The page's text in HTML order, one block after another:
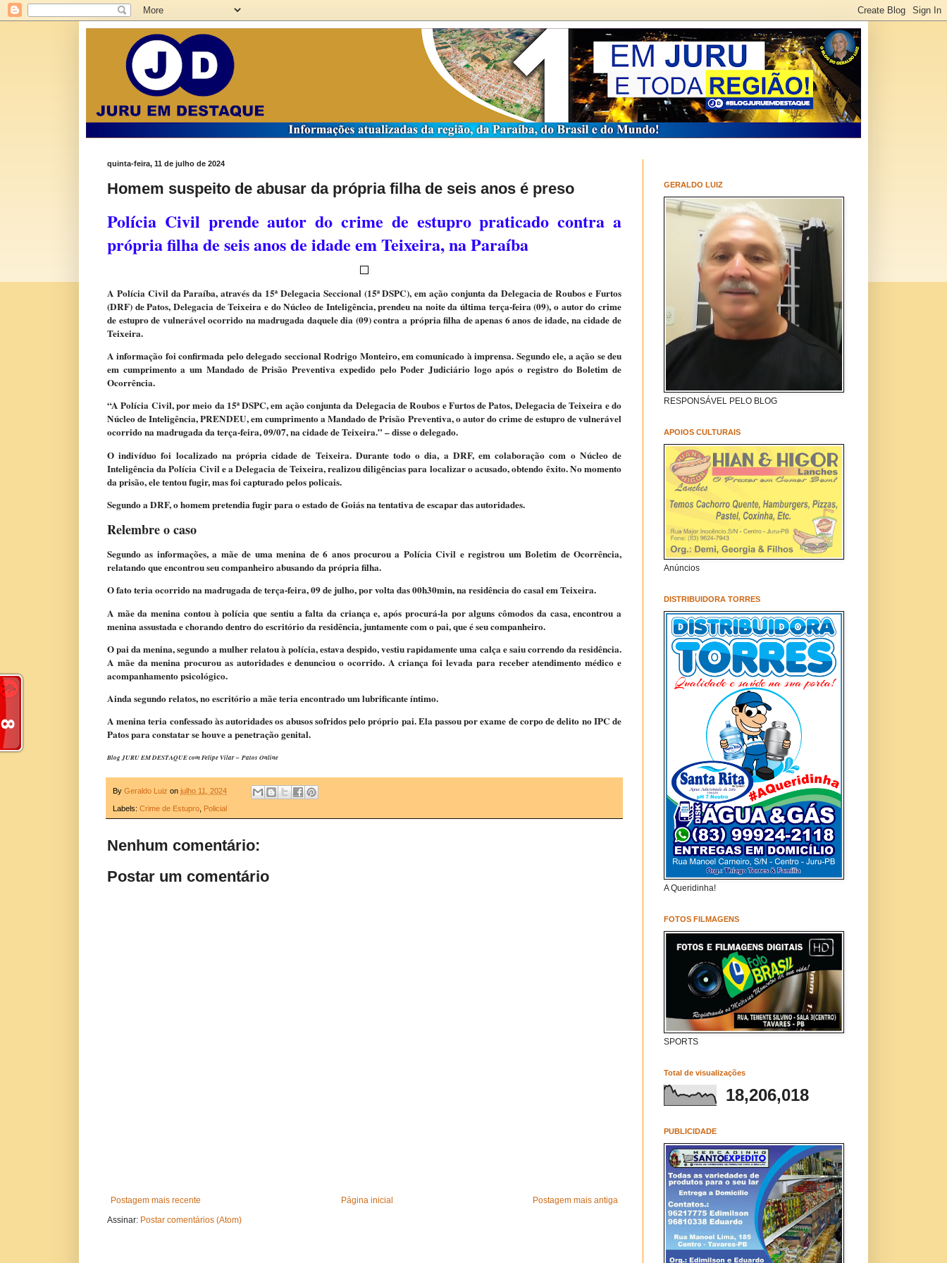
quinta-feira, 11 de julho de 2024
Homem suspeito de abusar da própria filha de seis anos é preso
Polícia Civil prende autor do crime de estupro praticado contra a
própria filha de seis anos de idade em Teixeira, na Paraíba
A Polícia Civil da Paraíba, através da 15ª Delegacia Seccional (15ª DSPC), em ação conjunta da Delegacia de Roubos e Furtos
(DRF) de Patos, Delegacia de Teixeira e do Núcleo de Inteligência, prendeu na noite da última terça-feira (09), o autor do crime
de estupro de vulnerável ocorrido na madrugada daquele dia (09) contra a própria filha de apenas 6 anos de idade, na cidade de
Teixeira.
A informação foi confirmada pelo delegado seccional Rodrigo Monteiro, em comunicado à imprensa. Segundo ele, a ação se deu
em cumprimento a um Mandado de Prisão Preventiva expedido pelo Poder Judiciário logo após o registro do Boletim de
Ocorrência.
“A Polícia Civil, por meio da 15ª DSPC, em ação conjunta da Delegacia de Roubos e Furtos de Patos, Delegacia de Teixeira e do
Núcleo de Inteligência, PRENDEU, em cumprimento a Mandado de Prisão Preventiva, o autor do crime de estupro de vulnerável
ocorrido na madrugada da terça-feira, 09/07, na cidade de Teixeira.” – disse o delegado.
O indivíduo foi localizado na própria cidade de Teixeira. Durante todo o dia, a DRF, em colaboração com o Núcleo de
Inteligência da Polícia Civil e a Delegacia de Teixeira, realizou diligências para localizar o acusado, obtendo êxito. No momento
da prisão, ele tentou fugir, mas foi capturado pelos policais.
Segundo a DRF, o homem pretendia fugir para o estado de Goiás na tentativa de escapar das autoridades.
Relembre o caso
Segundo as informações, a mãe de uma menina de 6 anos procurou a Polícia Civil e registrou um Boletim de Ocorrência,
relatando que encontrou seu companheiro abusando da própria filha.
O fato teria ocorrido na madrugada de terça-feira, 09 de julho, por volta das 00h30min, na residência do casal em Teixeira.
A mãe da menina contou à polícia que sentiu a falta da criança e, após procurá-la por alguns cômodos da casa, encontrou a
menina assustada e chorando dentro do escritório da residência, juntamente com o pai, que é seu companheiro.
O pai da menina, segundo a mulher relatou à polícia, estava despido, vestiu rapidamente uma calça e saiu correndo da residência.
A mãe da menina procurou as autoridades e denunciou o ocorrido. A criança foi levada para receber atendimento médico e
acompanhamento psicológico.
Ainda segundo relatos, no escritório a mãe teria encontrado um lubrificante íntimo.
A menina teria confessado às autoridades os abusos sofridos pelo próprio pai. Ela passou por exame de corpo de delito no IPC de
Patos para constatar se houve a penetração genital.
Blog JURU EM DESTAQUE com Felipe Vilar – Patos Online
By Geraldo Luiz on julho 11, 2024
Labels: Crime de Estupro Policial
Nenhum comentário:
Postar um comentário
Postagem mais recente Postagem mais antiga
Página inicial
Assinar: Postar comentários (Atom)
GERALDO LUIZ
RESPONSÁVEL PELO BLOG
APOIOS CULTURAIS
Anúncios
DISTRIBUIDORA TORRES
A Queridinha!
FOTOS FILMAGENS
SPORTS
Total de visualizações
18,206,018
PUBLICIDADE